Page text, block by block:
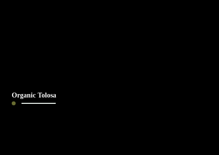
Organic Tolosa